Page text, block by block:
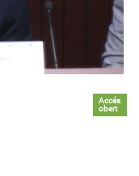
Accés
obert